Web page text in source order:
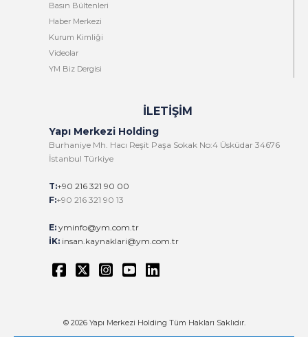
Basın Bültenleri
Haber Merkezi
Kurum Kimliği
Videolar
YM Biz Dergisi
İLETIŞIM
Yapı Merkezi Holding
Burhaniye Mh. Hacı Reşit Paşa Sokak No:4 Üsküdar 34676
İstanbul Türkiye
T:+90 216 321 90 00
F:+90 216 321 90 13
E: yminfo@ym.com.tr
İK: insan.kaynaklari@ym.com.tr
© 2026 Yapı Merkezi Holding Tüm Hakları Saklıdır.